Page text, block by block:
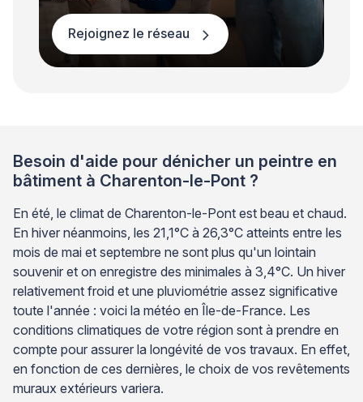
Rejoignez le réseau
Besoin d'aide pour dénicher un peintre en
bâtiment à Charenton-le-Pont ?
En été, le climat de Charenton-le-Pont est beau et chaud.
En hiver néanmoins, les 21,1°C à 26,3°C atteints entre les
mois de mai et septembre ne sont plus qu'un lointain
souvenir et on enregistre des minimales à 3,4°C. Un hiver
relativement froid et une pluviométrie assez significative
toute l'année : voici la météo en Île-de-France. Les
conditions climatiques de votre région sont à prendre en
compte pour assurer la longévité de vos travaux. En effet,
en fonction de ces dernières, le choix de vos revêtements
muraux extérieurs variera.